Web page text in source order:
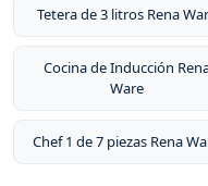
Tetera de 3 litros Rena
Cocina de Inducción
Ware
Chef 1 de 7 piezas Rena